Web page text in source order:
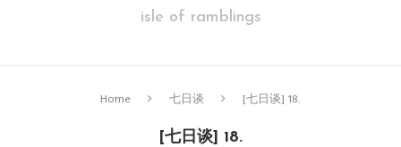
isle of ramblings
Home 七日谈 [七日谈] 18.
[七日谈] 18.